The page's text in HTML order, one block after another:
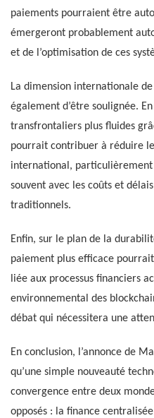
paiements pourraient être
émergeront probablement
et de l’optimisation de ces
La dimension internationale
également d’être soulignée.
transfrontaliers plus fluides
pourrait contribuer à réduire
international, particulièrement
souvent avec les coûts et
traditionnels.
Enfin, sur le plan de la
paiement plus efficace
liée aux processus financiers
environnemental des
débat qui nécessitera une
En conclusion, l’annonce de
qu’une simple nouveauté
convergence entre deux
opposés : la finance